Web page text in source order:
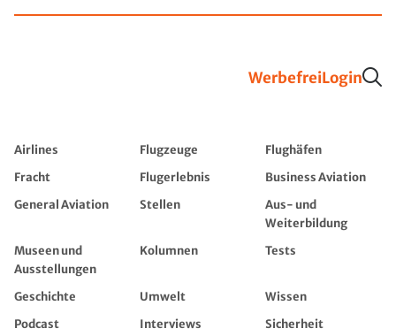
WerbefreiLogin
Airlines Flugzeuge
Flughäfen
Fracht
Flugerlebnis
Business Aviation
General Aviation
Stellen
Aus- und
Weiterbildung
Museen und
Ausstellungen
Kolumnen Tests
Geschichte Umwelt
Wissen
Podcast
Interviews
Sicherheit